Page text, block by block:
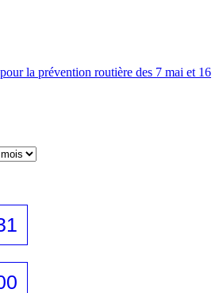
la prévention routière des 7 mai et 16